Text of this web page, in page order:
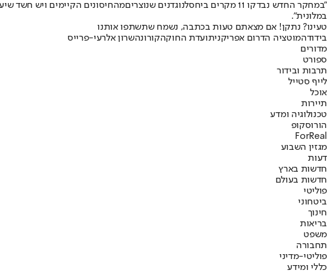
"במחקר החדש נבדקו 11 מקרים ביחס
לנוגדנים שנוצריםמהחיסונים הקיימים ויש חשד
במלונית".
טעינו? נתקן! אם מצאתם טעות בכתבה, נשמח שתשתפו אותנו
בידודהמוטציה הדרום אפריקניתועדת החוקהקורונהשרון אלרעי-פרייס
מדורים
ספורט
תרבות ובידור
לייף סטייל
אוכל
תיירות
טכנולוגיה ומדע
הורוסקופ
ForReal
מגזין השבוע
דעות
חדשות בארץ
חדשות בעולם
פוליטי
ביטחוני
חינוך
בריאות
משפט
תחבורה
פוליטי-מדיני
כללי ומידע